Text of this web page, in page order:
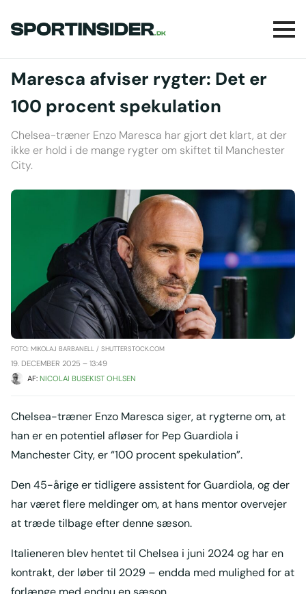
Maresca afviser rygter: Det er
100 procent spekulation
Chelsea-træner Enzo Maresca har gjort det klart, at der
ikke er hold i de mange rygter om skiftet til Manchester
City.
FOTO: MIKOLAJ BARBANELL / SHUTTERSTOCK.COM
19. DECEMBER 2025 – 13:49
AF: NICOLAI BUSEKIST OHLSEN
Chelsea-træner Enzo Maresca siger, at rygterne om, at
han er en potentiel afløser for Pep Guardiola i
Manchester City, er “100 procent spekulation”.
Den 45-årige er tidligere assistent for Guardiola, og der
har været flere meldinger om, at hans mentor overvejer
at træde tilbage efter denne sæson.
Italieneren blev hentet til Chelsea i juni 2024 og har en
kontrakt, der løber til 2029 – endda med mulighed for at